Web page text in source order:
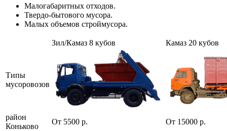
Малогабаритных отходов.
Твердо-бытового мусора.
Малых объемов строймусора.
Зил/Камаз 8 кубов Камаз 20 кубов
Типы
мусоровозов
район
Коньково
От 5500 р.
От 15000 р.